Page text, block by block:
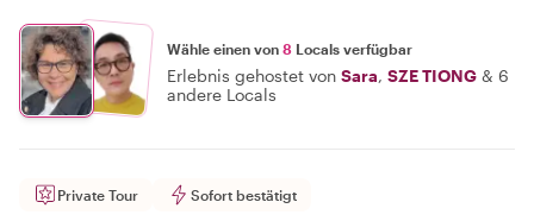
Wähle einen von 8 Locals verfügbar
Erlebnis gehostet von Sara, SZE TIONG & 6
andere Locals
Private Tour Sofort bestätigt